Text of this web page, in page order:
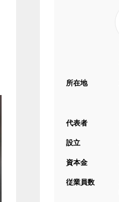
所在地
代表者
設立
資本金
従業員数